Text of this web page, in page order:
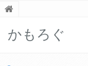
かもろぐ